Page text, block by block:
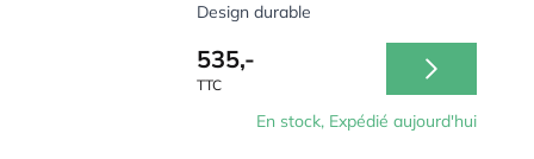
Design durable
535,-
TTC
En stock, Expédié aujourd'hui